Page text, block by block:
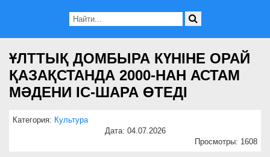
ҰЛТТЫҚ ДОМБЫРА КҮНІНЕ ОРАЙ
ҚАЗАҚСТАНДА 2000-НАН АСТАМ
МӘДЕНИ ІС-ШАРА ӨТЕДІ
Категория: Культура
Дата: 04.07.2026
Просмотры: 1608